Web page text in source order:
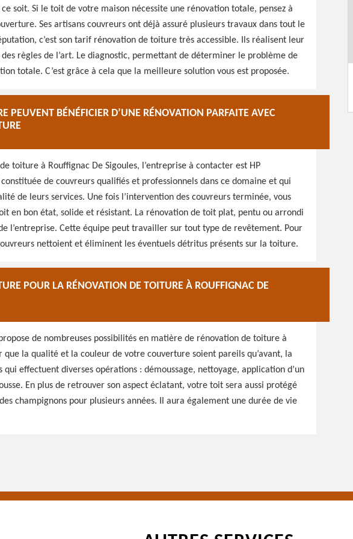
soit. Si le toit de votre maison nécessite une rénovation totale, pensez à
Ses artisans couvreurs ont déjà assuré plusieurs travaux dans tout le
c’est son tarif rénovation de toiture très accessible. Ils réalisent leur
règles de l’art. Le diagnostic, permettant de déterminer le problème de
totale. C’est grâce à cela que la meilleure solution vous est proposée.
PEUVENT BÉNÉFICIER D’UNE RÉNOVATION PARFAITE AVEC
toiture à Rouffignac De Sigoules, l’entreprise à contacter est HP
de couvreurs qualifiés et professionnels dans ce domaine et qui
de leurs services. Une fois l’intervention des couvreurs terminée, vous
en bon état, solide et résistant. La rénovation de toit plat, pentu ou arrondi
l’entreprise. Cette équipe peut travailler sur tout type de revêtement. Pour
nettoient et éliminent les éventuels détritus présents sur la toiture.
POUR LA RÉNOVATION DE TOITURE À ROUFFIGNAC DE
de nombreuses possibilités en matière de rénovation de toiture à
que la qualité et la couleur de votre couverture soient pareils qu’avant, la
qui effectuent diverses opérations : démoussage, nettoyage, application d’un
En plus de retrouver son aspect éclatant, votre toit sera aussi protégé
champignons pour plusieurs années. Il aura également une durée de vie